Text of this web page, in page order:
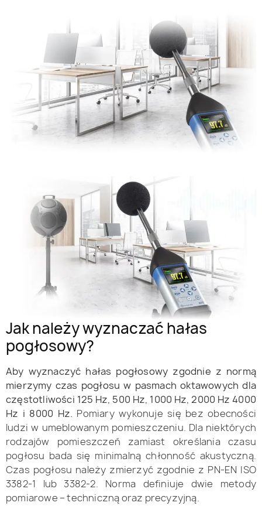
Jak należy wyznaczać hałas
pogłosowy?
Aby wyznaczyć hałas pogłosowy zgodnie z normą
mierzymy czas pogłosu w pasmach oktawowych dla
częstotliwości 125 Hz, 500 Hz, 1000 Hz, 2000 Hz 4000
Hz i 8000 Hz. Pomiary wykonuje się bez obecności
ludzi w umeblowanym pomieszczeniu. Dla niektórych
rodzajów pomieszczeń zamiast określania czasu
pogłosu bada się minimalną chłonność akustyczną.
Czas pogłosu należy zmierzyć zgodnie z PN-EN ISO
3382-1 lub 3382-2. Norma definiuje dwie metody
pomiarowe – techniczną oraz precyzyjną.